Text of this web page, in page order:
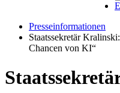
Presseinformationen
Staatssekretär
Chancen von KI“